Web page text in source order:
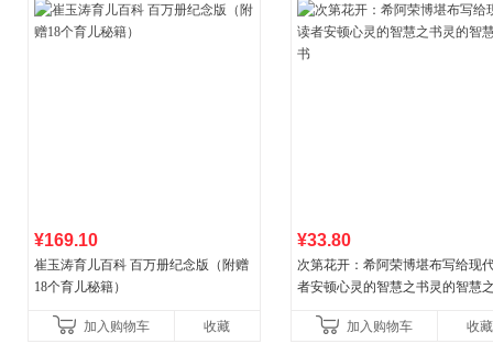
¥169.10
崔玉涛育儿百科 百万册纪念版（附赠
18个育儿秘籍）
加入购物车 收藏
¥33.80
次第花开：希阿荣博堪布写给现
者安顿心灵的智慧之书灵的智慧
加入购物车 收藏